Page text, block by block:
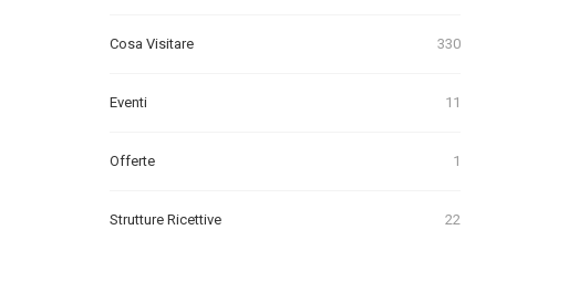
Cosa Visitare 330
Eventi 11
Offerte 1
Strutture Ricettive 22